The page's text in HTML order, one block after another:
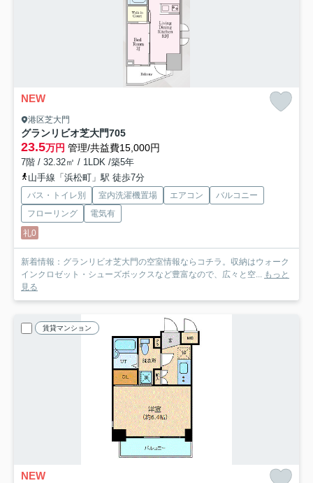
NEW
港区芝大門
グランリビオ芝大門705
23.5万円 管理/共益費15,000円
7階 / 32.32㎡ / 1LDK /築5年
山手線「浜松町」駅 徒歩7分
バス・トイレ別 室内洗濯機置場 エアコン
バルコニー
フローリング
電気有
礼0
新着情報：グランリビオ芝大門の空室情報ならコチラ。収納はウォーク
インクロゼット・シューズボックスなど豊富なので、広々と空... もっと
見る
賃貸マンション
NEW